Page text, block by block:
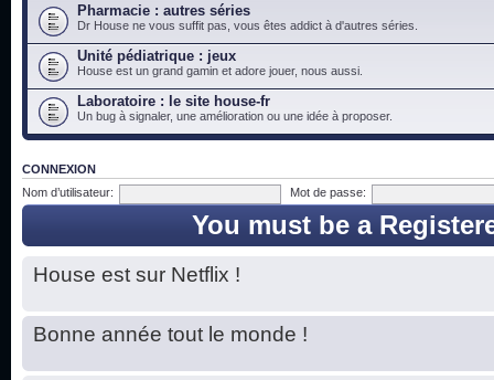
Pharmacie : autres séries
Dr House ne vous suffit pas, vous êtes addict à d'autres séries.
Unité pédiatrique : jeux
House est un grand gamin et adore jouer, nous aussi.
Laboratoire : le site house-fr
Un bug à signaler, une amélioration ou une idée à proposer.
CONNEXION
Nom d’utilisateur:
Mot de passe:
You must be a
House est sur Netflix !
Bonne année tout le monde !